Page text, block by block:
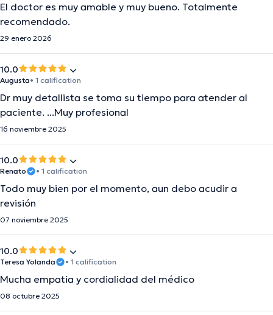
El doctor es muy amable y muy bueno. Totalmente
recomendado.
29 enero 2026
10.0
Augusta• 1 calification
Dr muy detallista se toma su tiempo para atender al
paciente. ...Muy profesional
16 noviembre 2025
10.0
Renato • 1 calification
Todo muy bien por el momento, aun debo acudir a
revisión
07 noviembre 2025
10.0
Teresa Yolanda • 1 calification
Mucha empatia y cordialidad del médico
08 octubre 2025